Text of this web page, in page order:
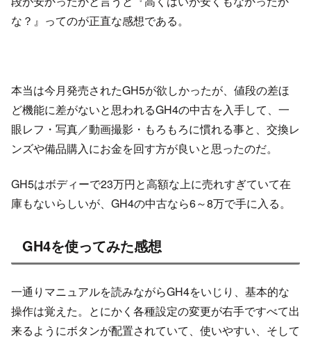
な？』ってのが正直な感想である。
本当は今月発売されたGH5が欲しかったが、値段の差ほ
ど機能に差がないと思われるGH4の中古を入手して、一
眼レフ・写真／動画撮影・もろもろに慣れる事と、交換レ
ンズや備品購入にお金を回す方が良いと思ったのだ。
GH5はボディーで23万円と高額な上に売れすぎていて在
庫もないらしいが、GH4の中古なら6～8万で手に入る。
GH4を使ってみた感想
一通りマニュアルを読みながらGH4をいじり、基本的な
操作は覚えた。とにかく各種設定の変更が右手ですべて出
来るようにボタンが配置されていて、使いやすい、そして